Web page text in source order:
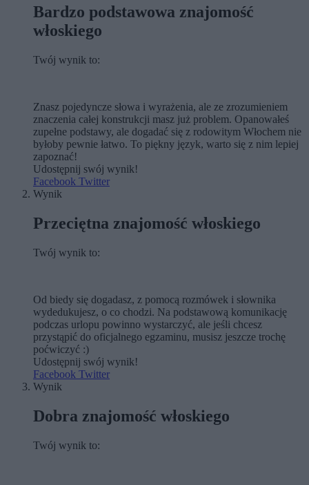
Bardzo podstawowa znajomość
włoskiego
Twój wynik to:
Znasz pojedyncze słowa i wyrażenia, ale ze zrozumieniem
znaczenia całej konstrukcji masz już problem. Opanowałeś
zupełne podstawy, ale dogadać się z rodowitym Włochem nie
byłoby pewnie łatwo. To piękny język, warto się z nim lepiej
zapoznać!
Udostępnij swój wynik!
Facebook Twitter
Wynik
Przeciętna znajomość włoskiego
Twój wynik to:
Od biedy się dogadasz, z pomocą rozmówek i słownika
wydedukujesz, o co chodzi. Na podstawową komunikację
podczas urlopu powinno wystarczyć, ale jeśli chcesz
przystąpić do oficjalnego egzaminu, musisz jeszcze trochę
poćwiczyć :)
Udostępnij swój wynik!
Facebook Twitter
Wynik
Dobra znajomość włoskiego
Twój wynik to: